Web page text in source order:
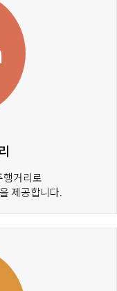
거리로
제공합니다.